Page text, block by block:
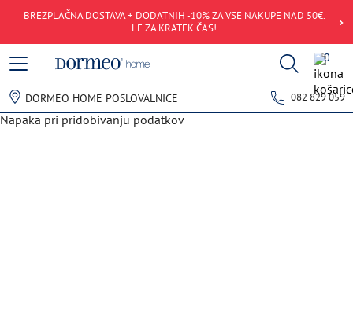
BREZPLAČNA DOSTAVA + DODATNIH -10% ZA VSE NAKUPE NAD 50€.
LE ZA KRATEK ČAS!
0
DORMEO HOME POSLOVALNICE 082 829 059
Napaka pri pridobivanju podatkov